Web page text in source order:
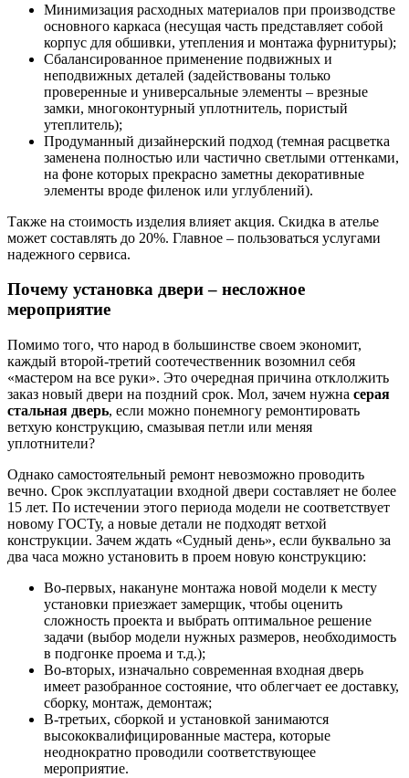
Минимизация расходных материалов при производстве
основного каркаса (несущая часть представляет собой
корпус для обшивки, утепления и монтажа фурнитуры);
Сбалансированное применение подвижных и
неподвижных деталей (задействованы только
проверенные и универсальные элементы – врезные
замки, многоконтурный уплотнитель, пористый
утеплитель);
Продуманный дизайнерский подход (темная расцветка
заменена полностью или частично светлыми оттенками,
на фоне которых прекрасно заметны декоративные
элементы вроде филенок или углублений).
Также на стоимость изделия влияет акция. Скидка в ателье
может составлять до 20%. Главное – пользоваться услугами
надежного сервиса.
Почему установка двери – несложное
мероприятие
Помимо того, что народ в большинстве своем экономит,
каждый второй-третий соотечественник возомнил себя
«мастером на все руки». Это очередная причина отклолжить
заказ новый двери на поздний срок. Мол, зачем нужна серая
стальная дверь, если можно понемногу ремонтировать
ветхую конструкцию, смазывая петли или меняя
уплотнители?
Однако самостоятельный ремонт невозможно проводить
вечно. Срок эксплуатации входной двери составляет не более
15 лет. По истечении этого периода модели не соответствует
новому ГОСТу, а новые детали не подходят ветхой
конструкции. Зачем ждать «Судный день», если буквально за
два часа можно установить в проем новую конструкцию:
Во-первых, накануне монтажа новой модели к месту
установки приезжает замерщик, чтобы оценить
сложность проекта и выбрать оптимальное решение
задачи (выбор модели нужных размеров, необходимость
в подгонке проема и т.д.);
Во-вторых, изначально современная входная дверь
имеет разобранное состояние, что облегчает ее доставку,
сборку, монтаж, демонтаж;
В-третьих, сборкой и установкой занимаются
высококвалифицированные мастера, которые
неоднократно проводили соответствующее
мероприятие.